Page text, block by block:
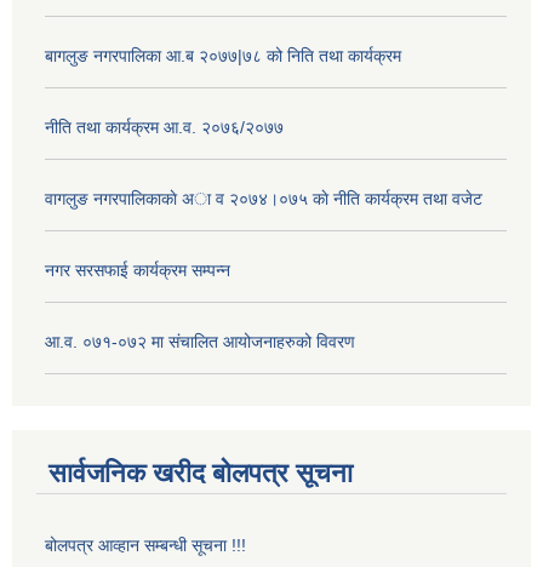
बागलुङ नगरपालिका आ.ब २०७७|७८ को निति तथा कार्यक्रम
नीति तथा कार्यक्रम आ.व. २०७६/२०७७
वागलुङ नगरपालिकाकाे अा‍ व २०७४।०७५ काे नीति कार्यक्रम तथा वजेट
नगर सरसफाई कार्यक्रम सम्पन्न
आ.व. ०७१-०७२ मा संचालित आयोजनाहरुको विवरण
सार्वजनिक खरीद बोलपत्र सूचना
बोलपत्र आव्हान सम्बन्धी सूचना !!!